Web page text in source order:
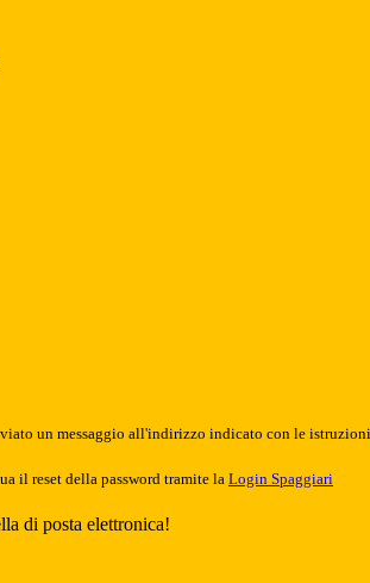
un messaggio all'indirizzo indicato con le istruzioni
il reset della password tramite la Login Spaggiari
di posta elettronica!